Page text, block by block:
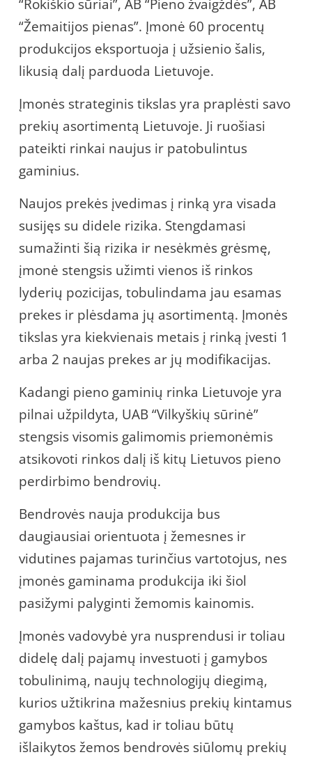
“Rokiškio sūriai”, AB “Pieno žvaigždės”, AB
“Žemaitijos pienas”. Įmonė 60 procentų
produkcijos eksportuoja į užsienio šalis,
likusią dalį parduoda Lietuvoje.
Įmonės strateginis tikslas yra praplėsti savo
prekių asortimentą Lietuvoje. Ji ruošiasi
pateikti rinkai naujus ir patobulintus
gaminius.
Naujos prekės įvedimas į rinką yra visada
susijęs su didele rizika. Stengdamasi
sumažinti šią rizika ir nesėkmės grėsmę,
įmonė stengsis užimti vienos iš rinkos
lyderių pozicijas, tobulindama jau esamas
prekes ir plėsdama jų asortimentą. Įmonės
tikslas yra kiekvienais metais į rinką įvesti 1
arba 2 naujas prekes ar jų modifikacijas.
Kadangi pieno gaminių rinka Lietuvoje yra
pilnai užpildyta, UAB “Vilkyškių sūrinė”
stengsis visomis galimomis priemonėmis
atsikovoti rinkos dalį iš kitų Lietuvos pieno
perdirbimo bendrovių.
Bendrovės nauja produkcija bus
daugiausiai orientuota į žemesnes ir
vidutines pajamas turinčius vartotojus, nes
įmonės gaminama produkcija iki šiol
pasižymi palyginti žemomis kainomis.
Įmonės vadovybė yra nusprendusi ir toliau
didelę dalį pajamų investuoti į gamybos
tobulinimą, naujų technologijų diegimą,
kurios užtikrina mažesnius prekių kintamus
gamybos kaštus, kad ir toliau būtų
išlaikytos žemos bendrovės siūlomų prekių